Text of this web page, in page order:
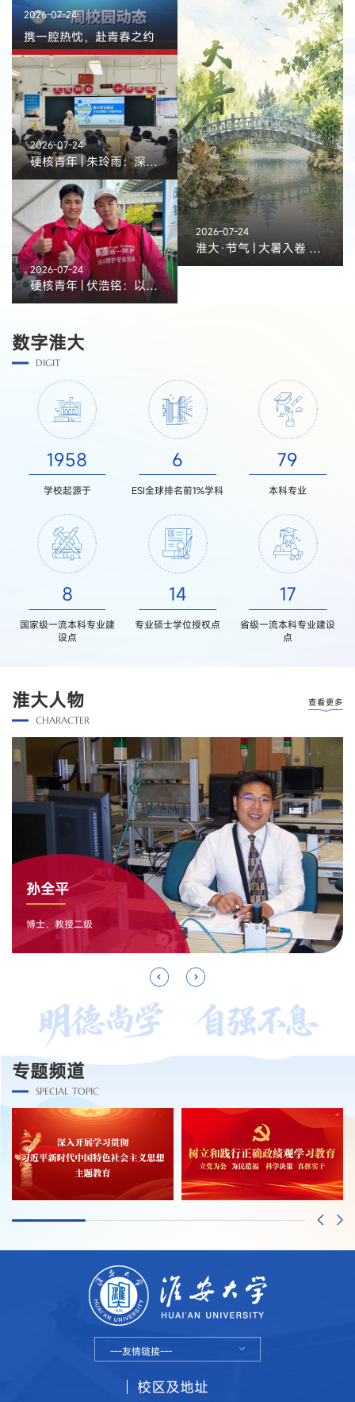
2026-07-24
携一腔热忱，赴青春之约
2026-07-24
硬核青年 | 朱玲雨：深耕笃行 微光成炬
2026-07-24
硬核青年 | 伏浩铭：以戎装淬初心，以实干赴山海
2026-07-24
淮大·节气 | 大暑入卷 盛夏绵长
数字淮大
DIGIT
1958
学校起源于
6
ESI全球排名前1%学科
79
本科专业
8
国家级一流本科专业建
设点
14
专业硕士学位授权点
17
省级一流本科专业建设
点
淮大人物
CHARACTER
查看更多
孙全平
博士，教授二级
专题频道
SPECIAL TOPIC
---友情链接---
校区及地址